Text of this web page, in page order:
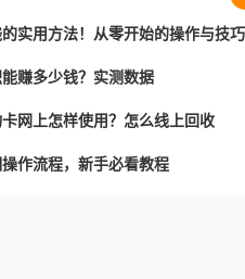
实用方法！从零开始的操作与技
赚多少钱？实测数据
网上怎样使用？怎么线上回收
作流程，新手必看教程